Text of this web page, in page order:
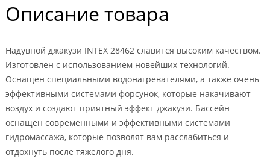
Описание товара
Надувной джакузи INTEX 28462 славится высоким качеством.
Изготовлен с использованием новейших технологий.
Оснащен специальными водонагревателями, а также очень
эффективными системами форсунок, которые накачивают
воздух и создают приятный эффект джакузи. Бассейн
оснащен современными и эффективными системами
гидромассажа, которые позволят вам расслабиться и
отдохнуть после тяжелого дня.